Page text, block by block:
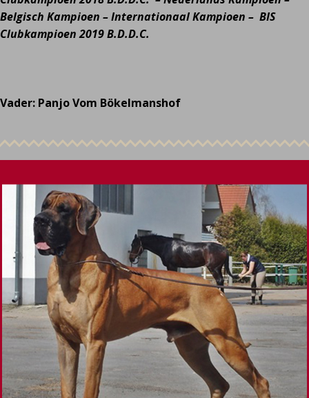
Belgisch Kampioen – Internationaal Kampioen – BIS
Clubkampioen 2019 B.D.D.C.
Vader: Panjo Vom Bökelmanshof